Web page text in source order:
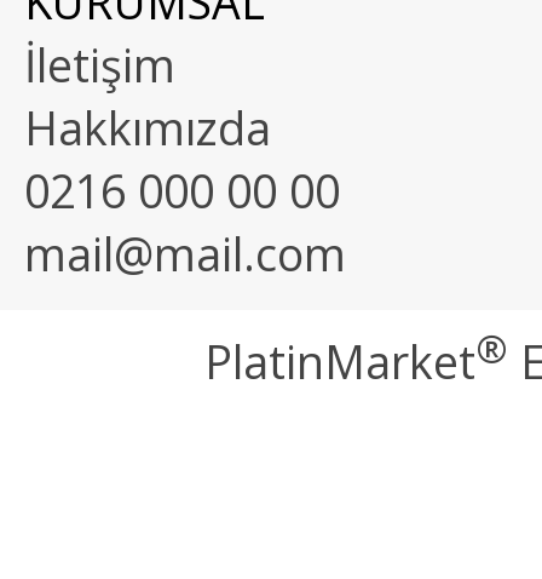
İletişim
Hakkımızda
0216 000 00 00
mail@mail.com
PlatinMarket®